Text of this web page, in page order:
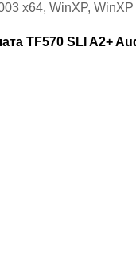
x64, WinXP,
TF570 SLI A2+